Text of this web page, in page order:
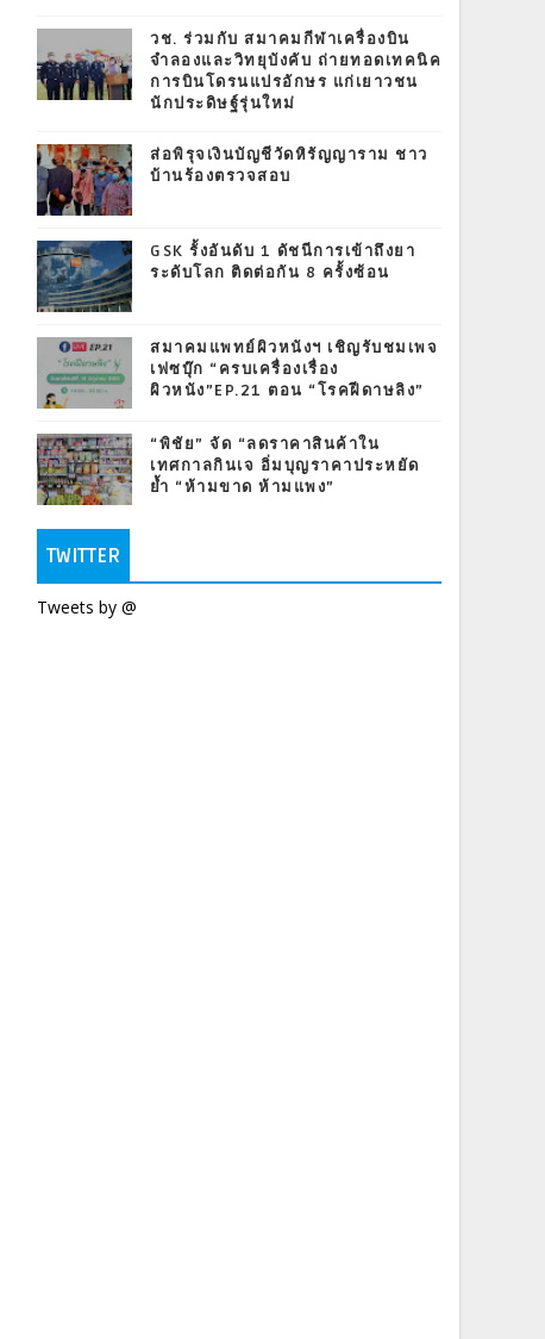
วช. ร่วมกับ สมาคมกีฬาเครื่องบิน
จำลองและวิทยุบังคับ ถ่ายทอดเทคนิค
การบินโดรนแปรอักษร แก่เยาวชน
นักประดิษฐ์รุ่นใหม่
ส่อพิรุจเงินบัญชีวัดหิรัญญาราม ชาว
บ้านร้องตรวจสอบ
GSK รั้งอันดับ 1 ดัชนีการเข้าถึงยา
ระดับโลก ติดต่อกัน 8 ครั้งซ้อน
สมาคมแพทย์ผิวหนังฯ เชิญรับชมเพจ
เฟซบุ๊ก “ครบเครื่องเรื่อง
ผิวหนัง”EP.21 ตอน “โรคฝีดาษลิง”
“พิชัย” จัด “ลดราคาสินค้าใน
เทศกาลกินเจ อิ่มบุญราคาประหยัด
ย้ำ “ห้ามขาด ห้ามแพง”
TWITTER
Tweets by @